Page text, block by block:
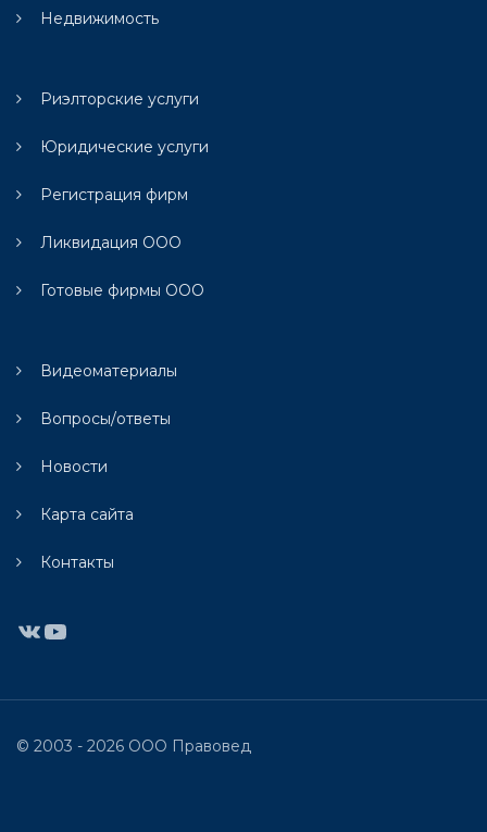
Недвижимость
Риэлторские услуги
Юридические услуги
Регистрация фирм
Ликвидация ООО
Готовые фирмы ООО
Видеоматериалы
Вопросы/ответы
Новости
Карта сайта
Контакты
ВКонтакте
YouTube
© 2003 - 2026 ООО Правовед